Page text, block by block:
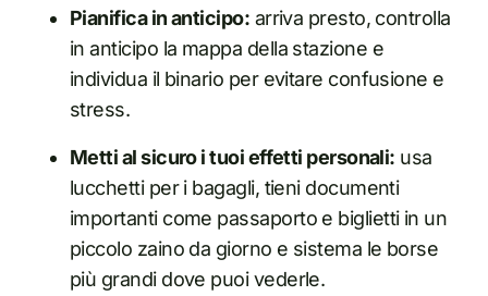
Pianifica in anticipo: arriva presto, controlla
in anticipo la mappa della stazione e
individua il binario per evitare confusione e
stress.
Metti al sicuro i tuoi effetti personali: usa
lucchetti per i bagagli, tieni documenti
importanti come passaporto e biglietti in un
piccolo zaino da giorno e sistema le borse
più grandi dove puoi vederle.